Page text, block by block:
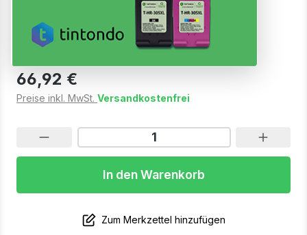
Viererpack CMYK
Sofort verfügbar, Lieferzeit: 1-3 Werktage
66,92 €
Preise inkl. MwSt. Versandkostenfrei
In den Warenkorb
Zum Merkzettel hinzufügen